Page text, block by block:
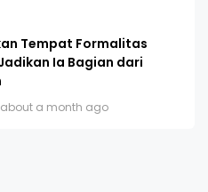
Tempat Formalitas
Ia Bagian dari
about a month ago